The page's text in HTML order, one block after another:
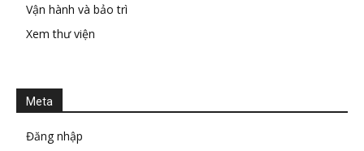
Vận hành và bảo trì
Xem thư viện
Meta
Đăng nhập